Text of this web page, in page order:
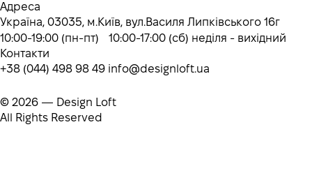
Адреса
Україна, 03035, м.Київ, вул.Василя Липківського 16г
10:00-19:00 (пн-пт) 10:00-17:00 (сб) неділя - вихідний
Контакти
+38 (044) 498 98 49 info@designloft.ua
© 2026 — Design Loft
All Rights Reserved